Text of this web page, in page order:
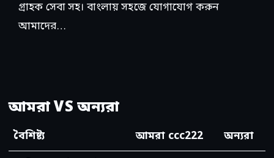
গ্রাহক সেবা সহ। বাংলায় সহজে যোগাযোগ করুন
আমাদের…
আমরা VS অন্যরা
বৈশিষ্ট্য আমরা ccc222 অন্যরা